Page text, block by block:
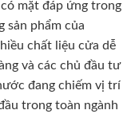
mặt đáp ứng trong
sản phẩm của
chất liệu cửa dễ
và các chủ đầu tư
đang chiếm vị trí
trong toàn ngành